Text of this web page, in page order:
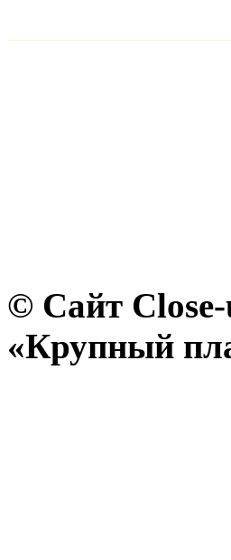
© Сайт
«Крупный